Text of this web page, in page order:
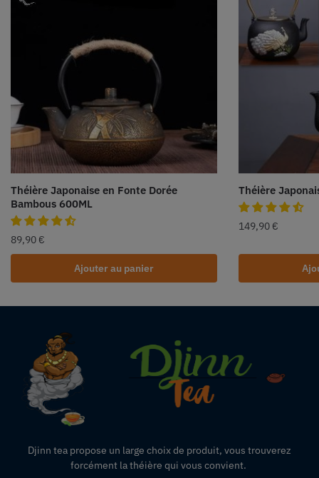
Théière Japonaise en Fonte Dorée
Bambous 600ML
89,90 €
Ajouter au panier
Théière
149,90 €
Djinn tea propose un large choix de produit, vous trouverez
forcément la théière qui vous convient.